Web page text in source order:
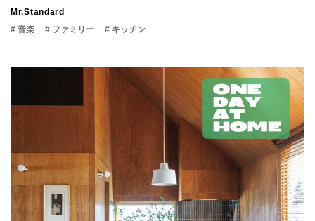
Mr.Standard
# 音楽
# ファミリー # キッチン